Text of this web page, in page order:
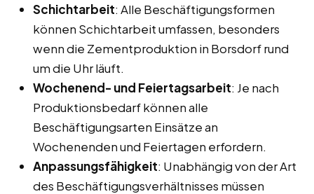
Schichtarbeit: Alle Beschäftigungsformen
können Schichtarbeit umfassen, besonders
wenn die Zementproduktion in Borsdorf rund
um die Uhr läuft.
Wochenend- und Feiertagsarbeit: Je nach
Produktionsbedarf können alle
Beschäftigungsarten Einsätze an
Wochenenden und Feiertagen erfordern.
Anpassungsfähigkeit: Unabhängig von der Art
des Beschäftigungsverhältnisses müssen